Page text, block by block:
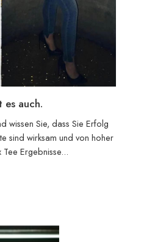
es auch.
wissen Sie, dass Sie Erfolg
sind wirksam und von hoher
Ergebnisse...